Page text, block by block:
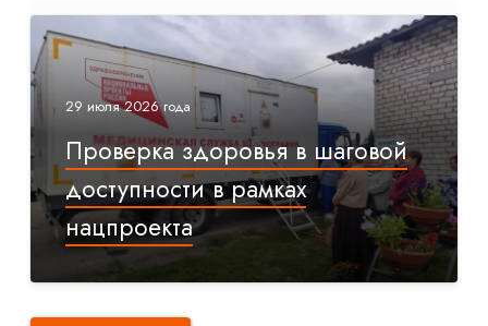
29 июля 2026 года
Проверка здоровья в шаговой
доступности в рамках
нацпроекта